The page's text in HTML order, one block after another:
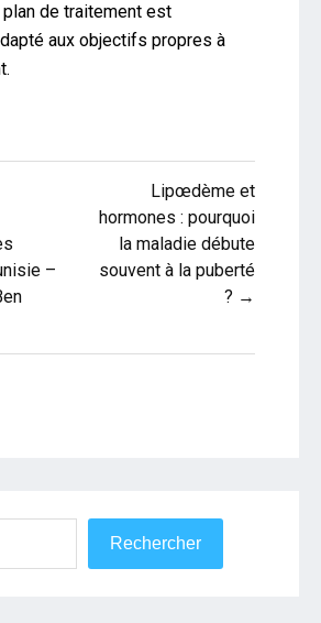
de traitement est
aux objectifs propres à
–
Lipœdème et
hormones : pourquoi
la maladie débute
souvent à la puberté
? →
Rechercher